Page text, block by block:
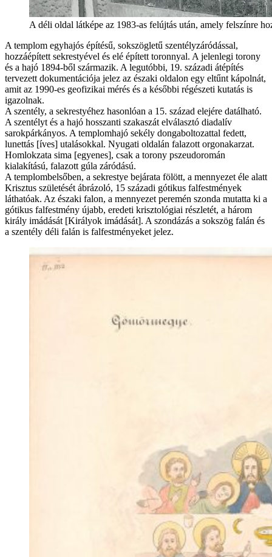
A déli oldal látképe az 1983-as felújtás után, amely felszínre
A templom egyhajós építésű, sokszögletű szentélyzáródással,
hozzáépített sekrestyével és elé épített toronnyal. A jelenlegi torony
és a hajó 1894-ből származik. A legutóbbi, 19. századi átépítés
tervezett dokumentációja jelez az északi oldalon egy eltűnt kápolnát,
amit az 1990-es geofizikai mérés és a későbbi régészeti kutatás is
igazolnak.
A szentély, a sekrestyéhez hasonlóan a 15. század elejére datálható.
A szentélyt és a hajó hosszanti szakaszát elválasztó diadalív
sarokpárkányos. A templomhajó sekély dongaboltozattal fedett,
lunettás [íves] utalásokkal. Nyugati oldalán falazott orgonakarzat.
Homlokzata sima [egyenes], csak a torony pszeudoromán
kialakítású, falazott gúla záródású.
A templombelsőben, a sekrestye bejárata fölött, a mennyezet éle alatt
Krisztus születését ábrázoló, 15 századi gótikus falfestmények
láthatóak. Az északi falon, a mennyezet peremén szonda mutatta ki a
gótikus falfestmény újabb, eredeti krisztológiai részletét, a három
király imádását [Királyok imádását]. A szondázás a sokszög falán és
a szentély déli falán is falfestményeket jelez.